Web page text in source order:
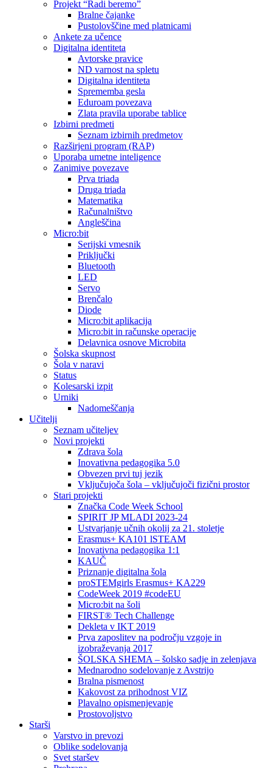
Projekt “Radi beremo”
Bralne čajanke
Pustolovščine med platnicami
Ankete za učence
Digitalna identiteta
Avtorske pravice
ND varnost na spletu
Digitalna identiteta
Sprememba gesla
Eduroam povezava
Zlata pravila uporabe tablice
Izbirni predmeti
Seznam izbirnih predmetov
Razširjeni program (RAP)
Uporaba umetne inteligence
Zanimive povezave
Prva triada
Druga triada
Matematika
Računalništvo
Angleščina
Micro:bit
Serijski vmesnik
Priključki
Bluetooth
LED
Servo
Brenčalo
Diode
Micro:bit aplikacija
Micro:bit in računske operacije
Delavnica osnove Microbita
Šolska skupnost
Šola v naravi
Status
Kolesarski izpit
Urniki
Nadomeščanja
Učitelji
Seznam učiteljev
Novi projekti
Zdrava šola
Inovativna pedagogika 5.0
Obvezen prvi tuj jezik
Vključujoča šola – vključujoči fizični prostor
Stari projekti
Značka Code Week School
SPIRIT JP MLADI 2023-24
Ustvarjanje učnih okolij za 21. stoletje
Erasmus+ KA101 lSTEAM
Inovativna pedagogika 1:1
KAUČ
Priznanje digitalna šola
proSTEMgirls Erasmus+ KA229
CodeWeek 2019 #codeEU
Micro:bit na šoli
FIRST® Tech Challenge
Dekleta v IKT 2019
Prva zaposlitev na področju vzgoje in
izobraževanja 2017
ŠOLSKA SHEMA – šolsko sadje in zelenjava
Mednarodno sodelovanje z Avstrijo
Bralna pismenost
Kakovost za prihodnost VIZ
Plavalno opismenjevanje
Prostovoljstvo
Starši
Varstvo in prevozi
Oblike sodelovanja
Svet staršev